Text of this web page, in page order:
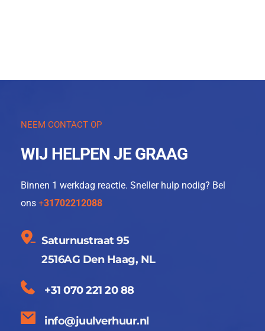
NEEM CONTACT OP
WIJ HELPEN JE GRAAG
Binnen 1 werkdag reactie. Sneller hulp nodig? Bel
ons +31702212088
Saturnustraat 95
2516AG Den Haag, NL
+31 070 221 20 88
info@juulverhuur.nl